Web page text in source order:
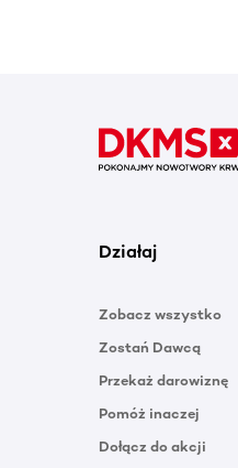
Działaj
Zobacz wszystko
Zostań Dawcą
Przekaż darowiznę
Pomóż inaczej
Dołącz do akcji